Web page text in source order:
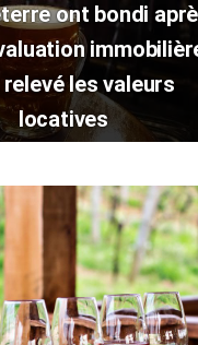
ont bondi
relevé les valeurs
locatives